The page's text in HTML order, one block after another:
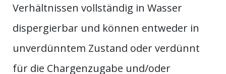
Verhältnissen vollständig in Wasser
dispergierbar und können entweder in
unverdünntem Zustand oder verdünnt
für die Chargenzugabe und/oder